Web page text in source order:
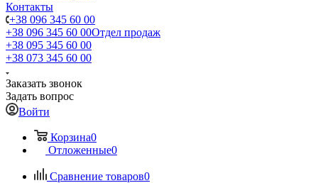
Контакты
+38 096 345 60 00
+38 096 345 60 00Отдел продаж
+38 095 345 60 00
+38 073 345 60 00
Заказать звонок
Задать вопрос
Войти
Корзина0
Отложенные0
Сравнение товаров0